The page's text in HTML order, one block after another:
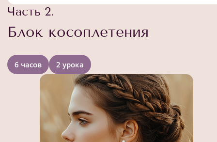
Часть 2.
Блок косоплетения
6 часов 2 урока